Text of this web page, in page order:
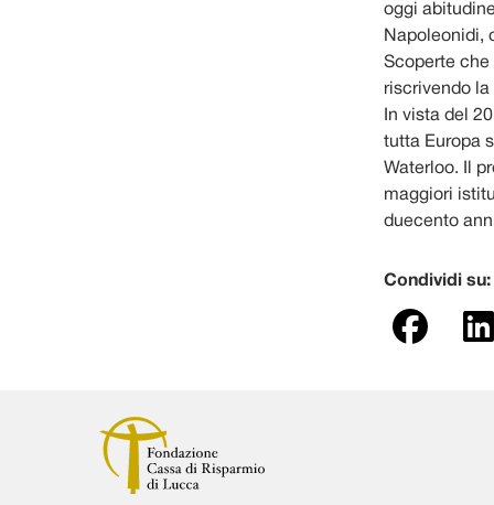
oggi
Napoleonidi,
Scoperte che
riscrivendo la
In vista del
tutta Europa
Waterloo. Il
maggiori
duecento
Condividi su: